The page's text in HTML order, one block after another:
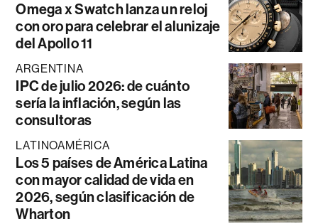
Omega x Swatch lanza un reloj
con oro para celebrar el alunizaje
del Apollo 11
ARGENTINA
IPC de julio 2026: de cuánto
sería la inflación, según las
consultoras
LATINOAMÉRICA
Los 5 países de América Latina
con mayor calidad de vida en
2026, según clasificación de
Wharton